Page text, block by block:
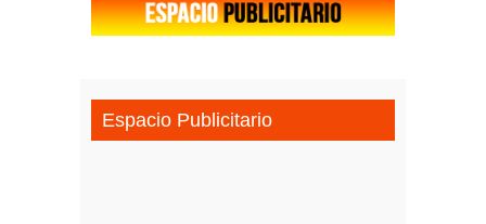
Espacio Publicitario